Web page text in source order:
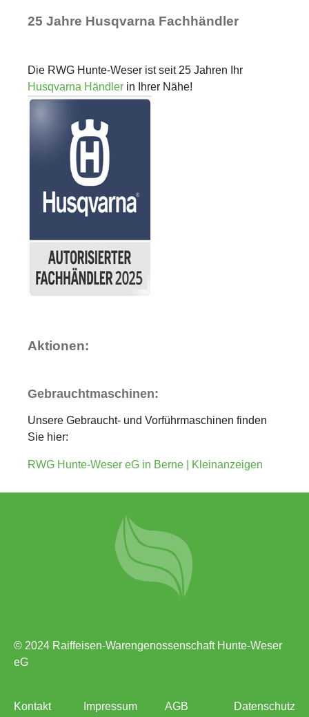
25 Jahre Husqvarna Fachhändler
Die RWG Hunte-Weser ist seit 25 Jahren Ihr
Husqvarna Händler in Ihrer Nähe!
Aktionen:
Gebrauchtmaschinen:
Unsere Gebraucht- und Vorführmaschinen finden
Sie hier:
RWG Hunte-Weser eG in Berne | Kleinanzeigen
© 2024 Raiffeisen-Warengenossenschaft Hunte-Weser
eG
Kontakt Impressum AGB Datenschutz